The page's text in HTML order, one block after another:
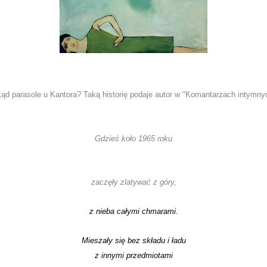
parasole u Kantora? Taką historię podaje autor w "Komantarzach
Gdzieś koło 1965 roku
zaczęły zlatywać z góry,
z nieba całymi chmarami.
Mieszały się bez składu i ładu
z innymi przedmiotami